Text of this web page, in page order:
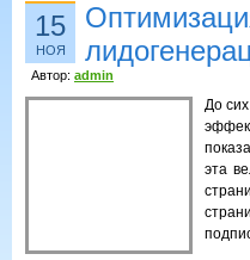
15
НОЯ
Автор: admin
До
эта